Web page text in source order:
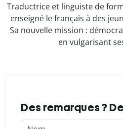
Traductrice et linguiste de
enseigné le français à des
Sa nouvelle mission :
en vulgarisant
Des remarques ?